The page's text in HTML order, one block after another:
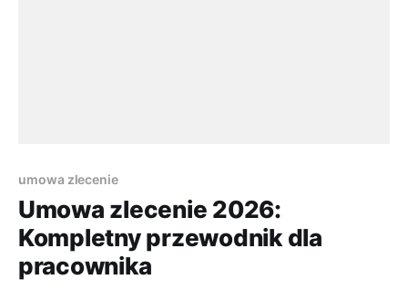
umowa zlecenie
Umowa zlecenie 2026:
Kompletny przewodnik dla
pracownika